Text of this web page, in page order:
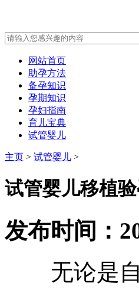
网站首页
助孕方法
备孕知识
孕期知识
孕妇指南
育儿宝典
试管婴儿
主页 > 试管婴儿 >
试管婴儿移植
发布时间：
无论是自